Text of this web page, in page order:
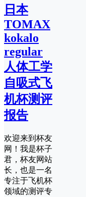
日本
TOMAX
kokalo
regular
人体工学
自吸式飞
机杯测评
报告
欢迎来到杯友
网！我是杯子
君，杯友网站
长，也是一名
专注于飞机杯
领域的测评专